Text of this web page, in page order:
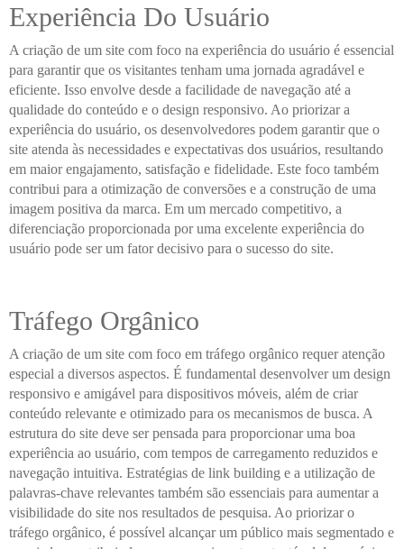
Experiência Do Usuário
A criação de um site com foco na experiência do usuário é essencial
para garantir que os visitantes tenham uma jornada agradável e
eficiente. Isso envolve desde a facilidade de navegação até a
qualidade do conteúdo e o design responsivo. Ao priorizar a
experiência do usuário, os desenvolvedores podem garantir que o
site atenda às necessidades e expectativas dos usuários, resultando
em maior engajamento, satisfação e fidelidade. Este foco também
contribui para a otimização de conversões e a construção de uma
imagem positiva da marca. Em um mercado competitivo, a
diferenciação proporcionada por uma excelente experiência do
usuário pode ser um fator decisivo para o sucesso do site.
Tráfego Orgânico
A criação de um site com foco em tráfego orgânico requer atenção
especial a diversos aspectos. É fundamental desenvolver um design
responsivo e amigável para dispositivos móveis, além de criar
conteúdo relevante e otimizado para os mecanismos de busca. A
estrutura do site deve ser pensada para proporcionar uma boa
experiência ao usuário, com tempos de carregamento reduzidos e
navegação intuitiva. Estratégias de link building e a utilização de
palavras-chave relevantes também são essenciais para aumentar a
visibilidade do site nos resultados de pesquisa. Ao priorizar o
tráfego orgânico, é possível alcançar um público mais segmentado e